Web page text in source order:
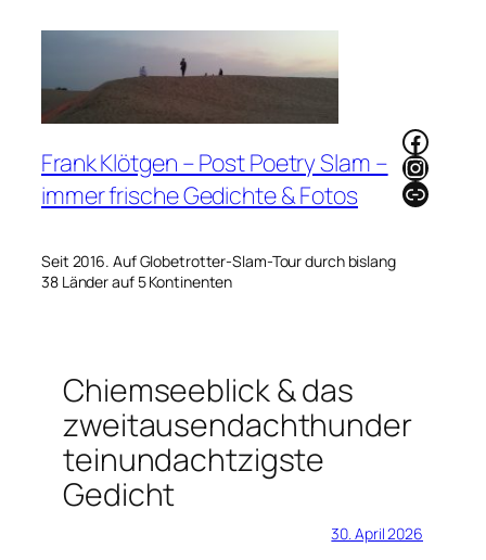
Frank Klötgen – Post Poetry Slam –
immer frische Gedichte & Fotos
Seit 2016. Auf Globetrotter-Slam-Tour durch bislang
38 Länder auf 5 Kontinenten
Link
Chiemseeblick & das
zweitausendachthunder
teinundachtzigste
Gedicht
30. April 2026